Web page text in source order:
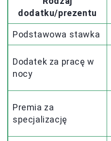
dodatku/prezentu
Podstawowa stawka
Dodatek za pracę w
nocy
Premia za
specjalizację